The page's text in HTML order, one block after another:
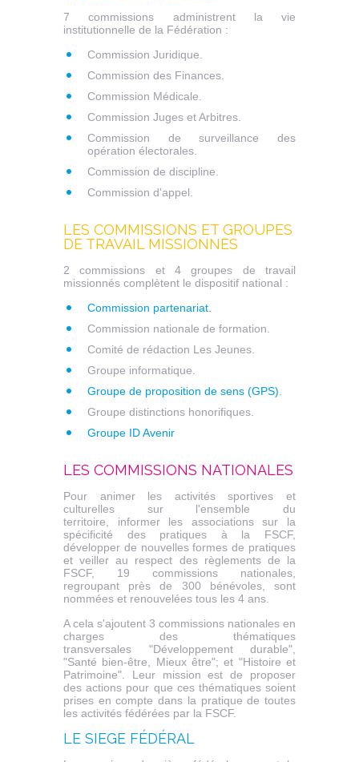
7 commissions administrent la vie
institutionnelle de la Fédération :
Commission Juridique.
Commission des Finances.
Commission Médicale.
Commission Juges et Arbitres.
Commission de surveillance des
opération électorales.
Commission de discipline.
Commission d'appel.
LES COMMISSIONS ET GROUPES
DE TRAVAIL MISSIONNES
2 commissions et 4 groupes de travail
missionnés complètent le dispositif national :
Commission partenariat.
Commission nationale de formation.
Comité de rédaction Les Jeunes.
Groupe informatique.
Groupe de proposition de sens (GPS)
Groupe distinctions honorifiques.
Groupe ID Avenir
LES COMMISSIONS NATIONALES
Pour animer les activités sportives et
culturelles sur l'ensemble du
territoire, informer les associations sur la
spécificité des pratiques à la FSCF,
développer de nouvelles formes de pratiques
et veiller au respect des règlements de la
FSCF, 19 commissions nationales,
regroupant près de 300 bénévoles, sont
nommées et renouvelées tous les 4 ans.
A cela s'ajoutent 3 commissions nationales en
charges des thématiques
transversales "Développement durable",
"Santé bien-être, Mieux être"; et "Histoire et
Patrimoine". Leur mission est de proposer
des actions pour que ces thématiques soient
prises en compte dans la pratique de toutes
les activités fédérées par la FSCF.
LE SIEGE FÉDÉRAL